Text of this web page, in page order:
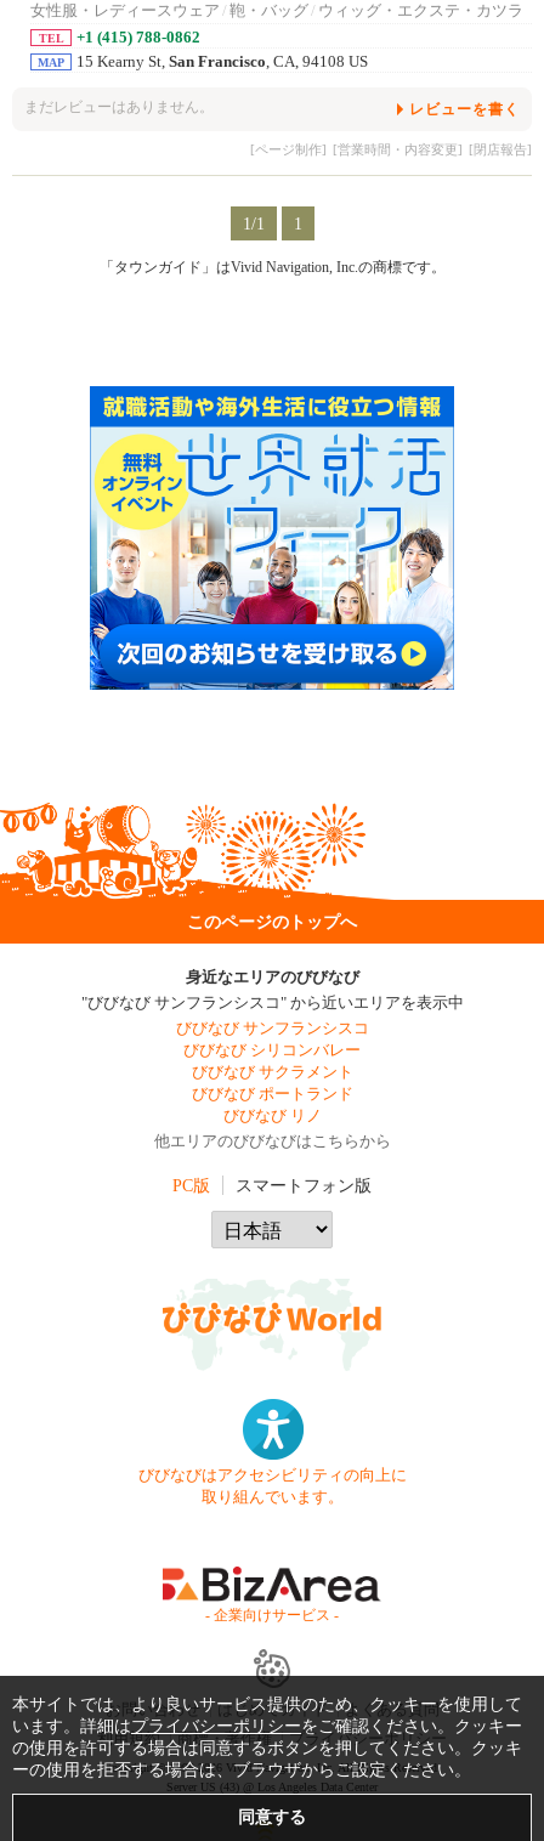
女性服・レディースウェア / 鞄・バッグ/ ウィッグ・エクステ・カツラ
TEL +1 (415) 788-0862
MAP 15 Kearny St, San Francisco, CA, 94108 US
まだレビューはありません。 レビューを書く
[ページ制作] [営業時間・内容変更] [閉店報告]
1/1 1
「タウンガイド」はVivid Navigation, Inc.の商標です。
このページのトップへ
身近なエリアのびびなび
"びびなび サンフランシスコ" から近いエリアを表示中
びびなび サンフランシスコ
びびなび シリコンバレー
びびなび サクラメント
びびなび ポートランド
びびなび リノ
他エリアのびびなびはこちらから
PC版 スマートフォン版
びびなびはアクセシビリティの向上に
取り組んでいます。
- 企業向けサービス -
お問い合わせ はじめてガイド
よくある質問
利用規約
商標・著作権 プライバシーポリシー
Copyright © 1999-2026 Vivid Navigation, Inc. All Rights Reserved.
Server US (43) @ Los Angeles Data Center
本サイトでは、より良いサービス提供のため、クッキーを使用して
います。詳細はプライバシーポリシーをご確認ください。クッキー
の使用を許可する場合は同意するボタンを押してください。クッキ
ーの使用を拒否する場合は、ブラウザからご設定ください。